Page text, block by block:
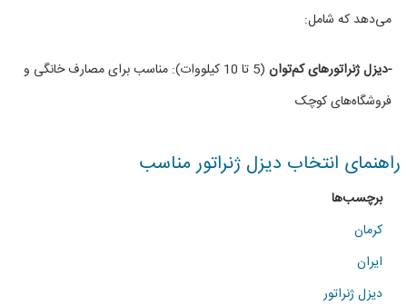
می‌دهد که شامل:
-دیزل ژنراتورهای کم‌توان
(5 تا 10 کیلووات): مناسب برای مصارف خانگی و
فروشگاه‌های کوچک
راهنمای انتخاب دیزل ژنراتور مناسب
برچسب‌ها
کرمان
ایران
دیزل ژنراتور